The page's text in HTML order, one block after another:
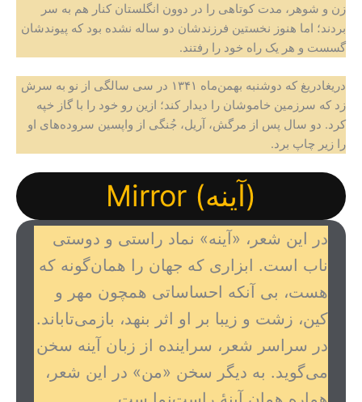
زن و شوهر، مدت کوتاهی را در دوون انگلستان کنار هم به سر
بردند؛ اما هنوز نخستین فرزندشان دو ساله نشده بود که پیوندشان
گسست و هر یک راه خود را رفتند.
دریغادریغ که دوشنبه بهمن‌ماه ۱۳۴۱ در سی سالگی از نو به سرش
زد که سرزمین خاموشان را دیدار کند؛ ازین رو خود را با گاز خپه
کرد. دو سال پس از مرگش، آریل، جُنگی از واپسین سروده‌های او
را زیر چاپ برد.
(آینه) Mirror
در این شعر، «آینه» نماد راستی و دوستی
ناب است. ابزاری که جهان را همان‌گونه که
هست، بی آنکه احساساتی همچون مهر و
کین، زشت و زیبا بر او اثر بنهد، بازمی‌تاباند.
در سراسر شعر، سراینده از زبان آینه سخن
می‌گوید. به دیگر سخن «من» در این شعر،